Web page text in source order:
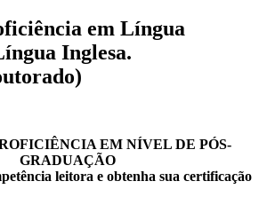
em Língua
Inglesa.
EM NÍVEL DE PÓS-
GRADUAÇÃO
leitora e obtenha sua certificação